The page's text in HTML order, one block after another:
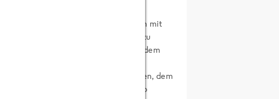
bekannten Lücken in der
muss der Handel in Kooperation mit
EHRLICH und 100%ig transparenz zu
größte Schwierigkeit hierbei ist, dem
möglich diesen Informationskanal
es aber bereits weitreichende Ideen, dem
und günstig weiterzugeben. [
Video